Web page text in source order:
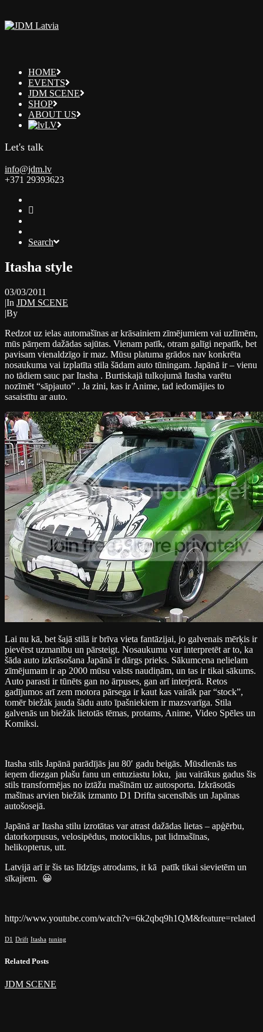
HOME
EVENTS
JDM SCENE
SHOP
ABOUT US
LV
Let's talk
info@jdm.lv
+371 29393623
Search
Itasha style
03/03/2011
|In JDM SCENE
|By
Redzot uz ielas automašīnas ar krāsainiem zīmējumiem vai uzlīmēm,
mūs pārņem dažādas sajūtas. Vienam patīk, otram galīgi nepatīk, bet
pavisam vienaldzīgo ir maz. Mūsu platuma grādos nav konkrēta
nosaukuma vai izplatīta stila šādam auto tūningam. Japānā ir – vienu
no tādiem sauc par Itasha . Burtiskajā tulkojumā Itasha varētu
nozīmēt “sāpjauto” . Ja zini, kas ir Anime, tad iedomājies to
sasaistītu ar auto.
Lai nu kā, bet šajā stilā ir brīva vieta fantāzijai, jo galvenais mērķis ir
pievērst uzmanību un pārsteigt. Nosaukumu var interpretēt ar to, ka
šāda auto izkrāsošana Japānā ir dārgs prieks. Sākumcena nelielam
zīmējumam ir ap 2000 mūsu valsts naudiņām, un tas ir tikai sākums.
Auto parasti ir tūnēts gan no ārpuses, gan arī interjerā. Retos
gadījumos arī zem motora pārsega ir kaut kas vairāk par “stock”,
tomēr biežāk jauda šādu auto īpašniekiem ir mazsvarīga. Stila
galvenās un biežāk lietotās tēmas, protams, Anime, Video Spēles un
Komiksi.
Itasha stils Japānā parādījās jau 80′ gadu beigās. Mūsdienās tas
ieņem diezgan plašu fanu un entuziastu loku, jau vairākus gadus šis
stils transformējas no iztāžu mašīnām uz autosporta. Izkrāsotās
mašīnas arvien biežāk izmanto D1 Drifta sacensībās un Japānas
autošosejā.
Japānā ar Itasha stilu izrotātas var atrast dažādas lietas – apģērbu,
datorkorpusus, velosipēdus, motociklus, pat lidmašīnas,
helikopterus, utt.
Latvijā arī ir šis tas līdzīgs atrodams, it kā patīk tikai sievietēm un
sīkajiem. 😀
http://www.youtube.com/watch?v=6k2qbq9h1QM&feature=related
D1 Drift Itasha tuning
Related Posts
JDM SCENE